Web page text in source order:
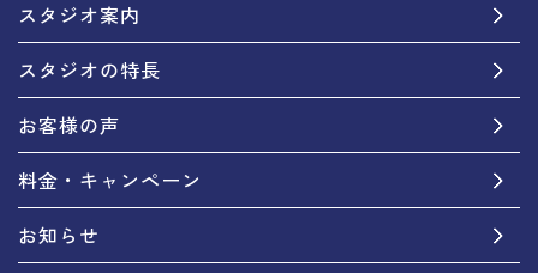
スタジオ案内
スタジオの特長
お客様の声
料金・キャンペーン
お知らせ